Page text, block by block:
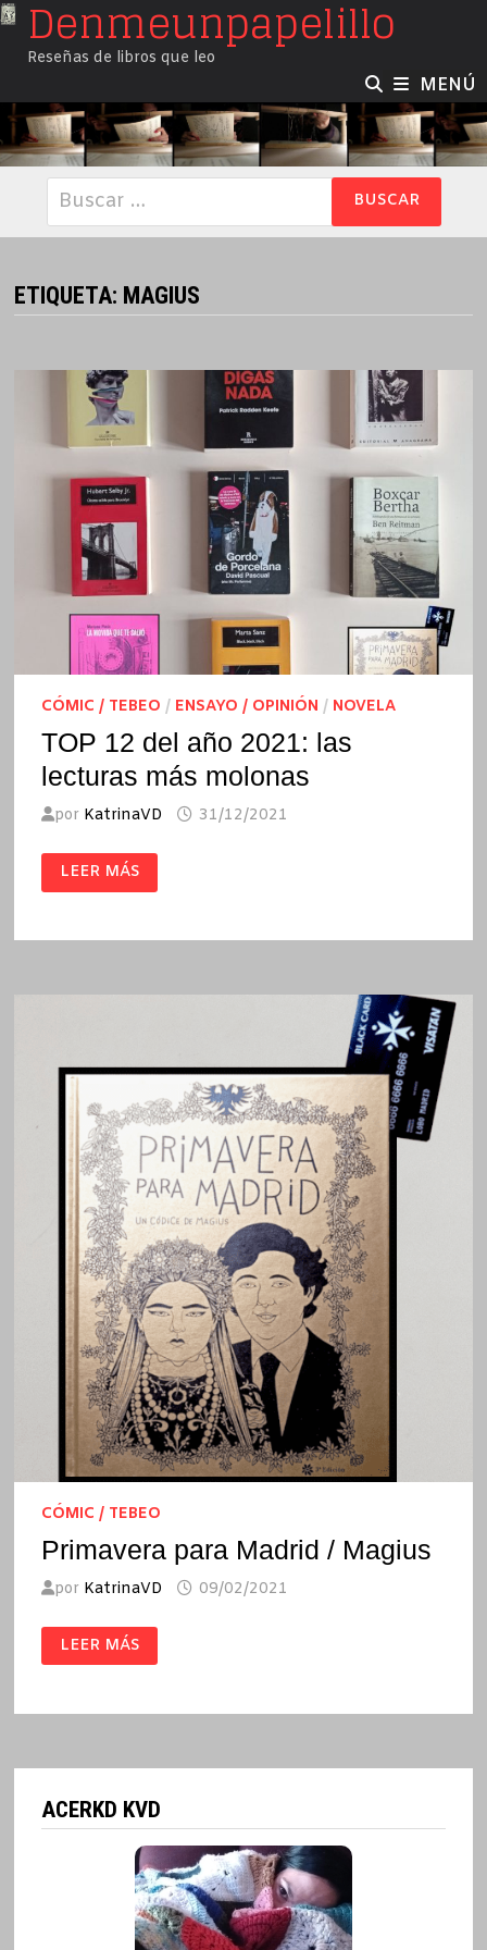
SaltarDenmeunpapelillo
Reseñas de libros que leo
MENÚ
Buscar:
ETIQUETA: MAGIUS
CÓMIC / TEBEO / ENSAYO / OPINIÓN / NOVELA
TOP 12 del año 2021: las
lecturas más molonas
por KatrinaVD 31/12/2021
TOP
12
DEL
LAS
LEER MÁS
CÓMIC / TEBEO
Primavera para Madrid / Magius
por KatrinaVD 09/02/2021
PRIMAVERA
PARA
MADRID
LEER MÁS
ACERKD KVD